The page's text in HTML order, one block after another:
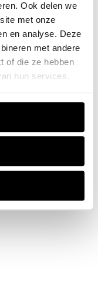
Ook delen we
met onze
en analyse. Deze
met andere
of die ze hebben
hun services.
has occurred while
consolefor more